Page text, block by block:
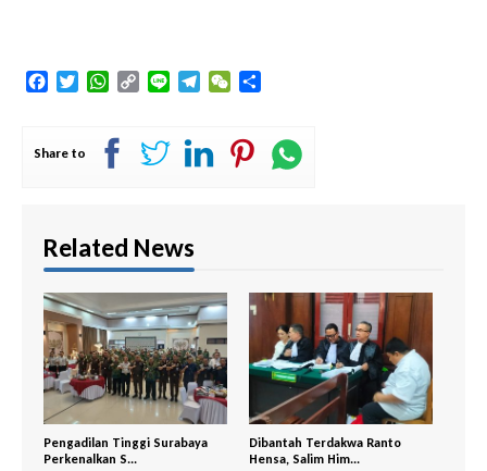
FacebookTwitterWhatsApp
Copy
Line TelegramWeChat
Share to
Related News
Pengadilan Tinggi Surabaya
Perkenalkan S...
Dibantah Terdakwa Ranto
Hensa, Salim Him...